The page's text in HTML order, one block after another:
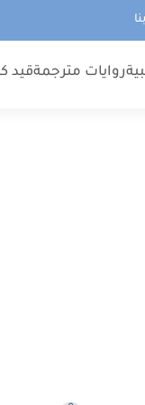
روايات مترجمةقيد